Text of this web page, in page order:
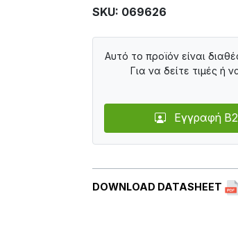
SKU: 069626
DOWNLOAD DATASHEET
Αυτό το προϊόν είναι
Για να δείτε τιμές ή
Εγγραφή